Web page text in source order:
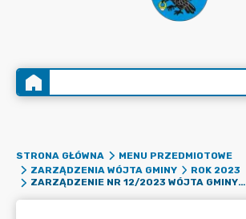
STRONA GŁÓWNA
MENU PRZEDMIOTOWE
ZARZĄDZENIA WÓJTA GMINY
ROK 2023
ZARZĄDZENIE NR 12/2023 WÓJTA GMINY RADZIEJOWICE Z DNIA 20 LUTEGO 2023 R. W SPRAWIE POWOŁANIA KOMISJI DO PRZEPROWADZENIA EGZAMINU KOŃCZĄCEGO SŁUŻBĘ PRZYGOTOWAWCZĄ.